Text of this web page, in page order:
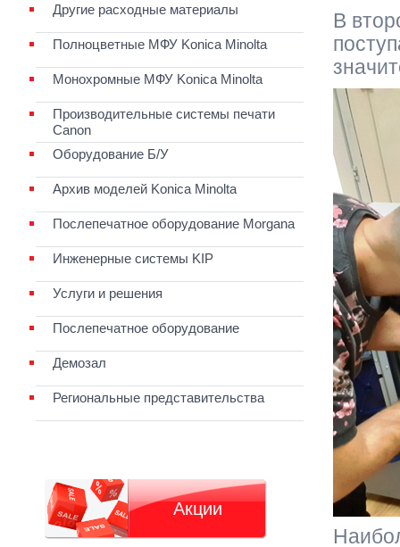
В
Другие расходные материалы
Полноцветные МФУ Konica Minolta
Монохромные МФУ Konica Minolta
Производительные системы печати
Canon
Оборудование Б/У
Архив моделей Konica Minolta
Послепечатное оборудование Morgana
Инженерные системы KIP
Услуги и решения
Послепечатное оборудование
Демозал
Региональные представительства
Акции